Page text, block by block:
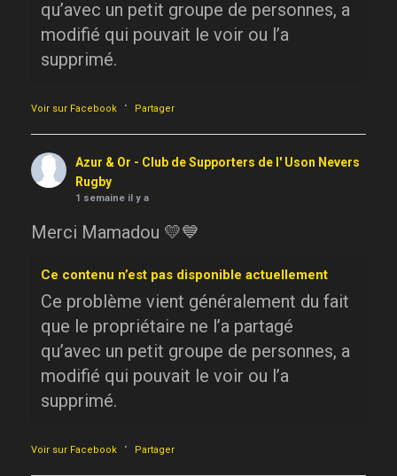
qu’avec un petit groupe de personnes, a
modifié qui pouvait le voir ou l’a
supprimé.
Voir sur Facebook · Partager
Azur & Or - Club de Supporters de l' Uson Nevers
Rugby
1 semaine il y a
Merci Mamadou 💛💙
Ce contenu n’est pas disponible actuellement
Ce problème vient généralement du fait
que le propriétaire ne l’a partagé
qu’avec un petit groupe de personnes, a
modifié qui pouvait le voir ou l’a
supprimé.
Voir sur Facebook · Partager